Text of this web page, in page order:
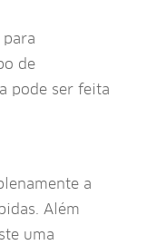
de
pode ser feita
a
Além
uma